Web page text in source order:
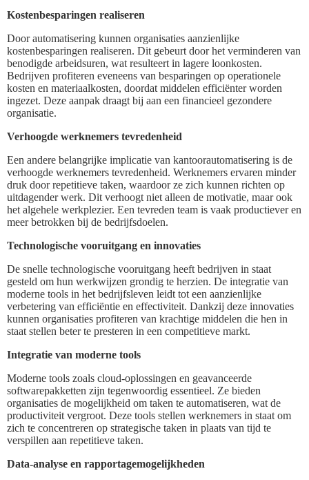
Kostenbesparingen realiseren
Door automatisering kunnen organisaties aanzienlijke
kostenbesparingen realiseren. Dit gebeurt door het verminderen van
benodigde arbeidsuren, wat resulteert in lagere loonkosten.
Bedrijven profiteren eveneens van besparingen op operationele
kosten en materiaalkosten, doordat middelen efficiënter worden
ingezet. Deze aanpak draagt bij aan een financieel gezondere
organisatie.
Verhoogde werknemers tevredenheid
Een andere belangrijke implicatie van kantoorautomatisering is de
verhoogde werknemers tevredenheid. Werknemers ervaren minder
druk door repetitieve taken, waardoor ze zich kunnen richten op
uitdagender werk. Dit verhoogt niet alleen de motivatie, maar ook
het algehele werkplezier. Een tevreden team is vaak productiever en
meer betrokken bij de bedrijfsdoelen.
Technologische vooruitgang en innovaties
De snelle technologische vooruitgang heeft bedrijven in staat
gesteld om hun werkwijzen grondig te herzien. De integratie van
moderne tools in het bedrijfsleven leidt tot een aanzienlijke
verbetering van efficiëntie en effectiviteit. Dankzij deze innovaties
kunnen organisaties profiteren van krachtige middelen die hen in
staat stellen beter te presteren in een competitieve markt.
Integratie van moderne tools
Moderne tools zoals cloud-oplossingen en geavanceerde
softwarepakketten zijn tegenwoordig essentieel. Ze bieden
organisaties de mogelijkheid om taken te automatiseren, wat de
productiviteit vergroot. Deze tools stellen werknemers in staat om
zich te concentreren op strategische taken in plaats van tijd te
verspillen aan repetitieve taken.
Data-analyse en rapportagemogelijkheden